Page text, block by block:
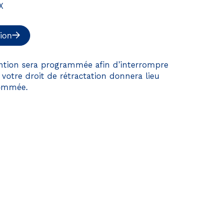
!
nécessaires à
très peu
sera programmée afin d’interrompre
votre droit de rétractation donnera lieu